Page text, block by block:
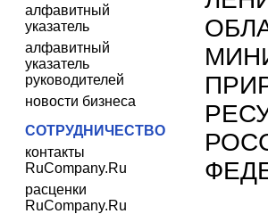
алфавитный
указатель
алфавитный
указатель
руководителей
новости бизнеса
СОТРУДНИЧЕСТВО
контакты
RuCompany.Ru
расценки
RuCompany.Ru